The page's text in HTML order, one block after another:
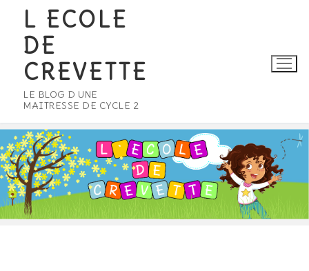
contenu
L ECOLE
DE
CREVETTE
LE BLOG D UNE
MAITRESSE DE CYCLE 2